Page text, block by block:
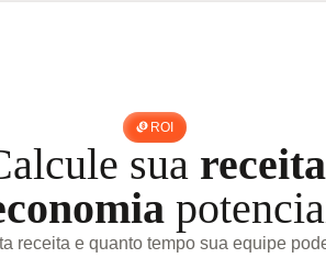
ROI
sua receita
receita e quanto tempo sua equipe